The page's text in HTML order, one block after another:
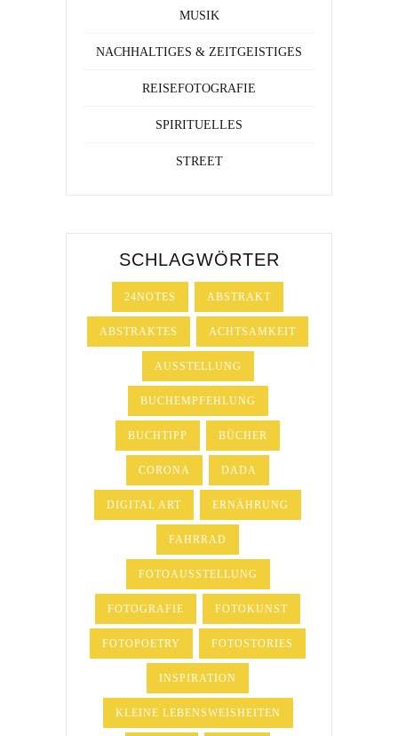
MUSIK
NACHHALTIGES & ZEITGEISTIGES
REISEFOTOGRAFIE
SPIRITUELLES
STREET
SCHLAGWÖRTER
24NOTES ABSTRAKT
ABSTRAKTES ACHTSAMKEIT
AUSSTELLUNG
BUCHEMPFEHLUNG
BUCHTIPP BÜCHER
CORONA DADA
DIGITAL ART ERNÄHRUNG
FAHRRAD
FOTOAUSSTELLUNG
FOTOGRAFIE FOTOKUNST
FOTOPOETRY FOTOSTORIES
INSPIRATION
KLEINE LEBENSWEISHEITEN